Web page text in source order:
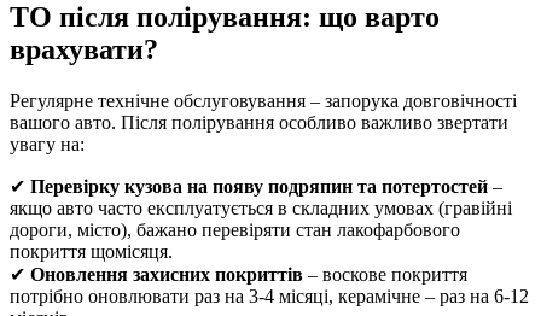
ТО після полірування: що варто
врахувати?
Регулярне технічне обслуговування – запорука довговічності
вашого авто. Після полірування особливо важливо звертати
увагу на:
✔ Перевірку кузова на появу подряпин та потертостей –
якщо авто часто експлуатується в складних умовах (гравійні
дороги, місто), бажано перевіряти стан лакофарбового
покриття щомісяця.
✔ Оновлення захисних покриттів – воскове покриття
потрібно оновлювати раз на 3-4 місяці, керамічне – раз на 6-12